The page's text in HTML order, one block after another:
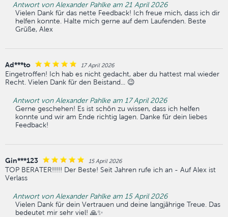
Antwort von Alexander Pahlke am 21 April 2026
Vielen Dank für das nette Feedback! Ich freue mich, dass ich dir
helfen konnte. Halte mich gerne auf dem Laufenden. Beste
Grüße, Alex
Ad***to 17 April 2026
Eingetroffen! Ich hab es nicht gedacht, aber du hattest mal wieder
Recht. Vielen Dank für den Beistand... 😉
Antwort von Alexander Pahlke am 17 April 2026
Gerne geschehen! Es ist schön zu wissen, dass ich helfen
konnte und wir am Ende richtig lagen. Danke für dein liebes
Feedback!
Gin***123 15 April 2026
TOP BERATER!!!!! Der Beste! Seit Jahren rufe ich an - Auf Alex ist
Verlass
Antwort von Alexander Pahlke am 15 April 2026
Vielen Dank für dein Vertrauen und deine langjährige Treue. Das
bedeutet mir sehr viel! 🙏✨